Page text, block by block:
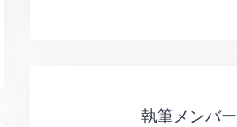
執筆メンバー